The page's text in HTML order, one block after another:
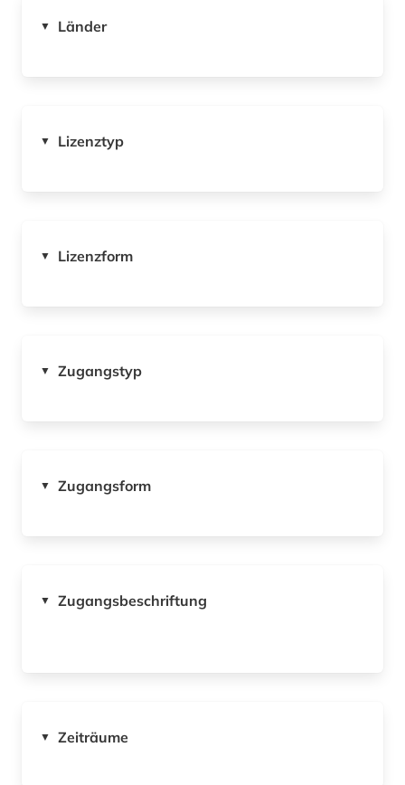
▼ Länder
▼ Lizenztyp
▼ Lizenzform
▼ Zugangstyp
▼ Zugangsform
▼ Zugangsbeschriftung
▼ Zeiträume